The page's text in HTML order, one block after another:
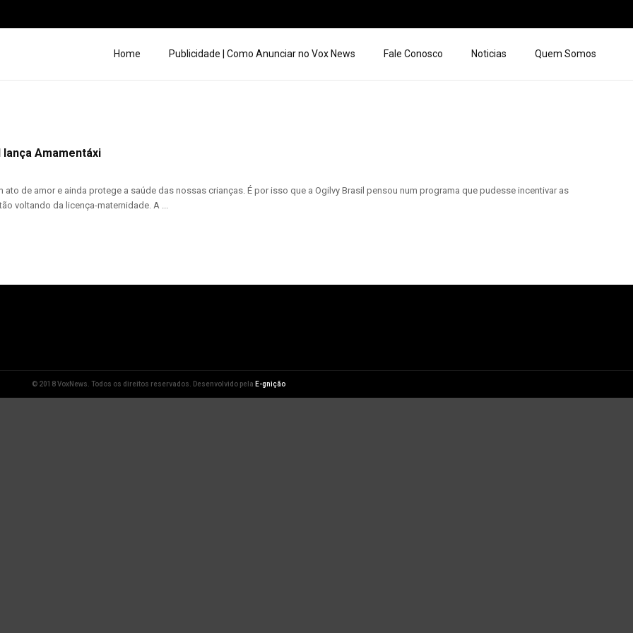
Home Publicidade | Como Anunciar no Vox News Fale Conosco Noticias Quem Somos
lança Amamentáxi
ato de amor e ainda protege a saúde das nossas crianças. É por isso que a Ogilvy Brasil pensou num programa que pudesse incentivar as
voltando da licença-maternidade. A ...
© 2018 VoxNews. Todos os direitos reservados. Desenvolvido pela E-gnição